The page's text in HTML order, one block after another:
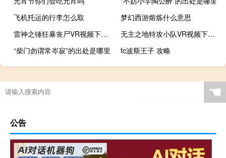
飞机托运的行李怎么取
梦幻西游熔炼什么意思
雷神之锤狂暴丧尸VR视频下载 214MB
无主之地特攻小队VR视频下载 137MB 游戏动漫类
“柴门勿谓常岑寂”的出处是哪里
fc波斯王子 攻略
☚
公告